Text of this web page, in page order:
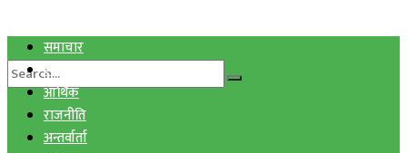
समाचार
स्वास्थ्य
आर्थिक
राजनीति
अन्तर्वार्ता